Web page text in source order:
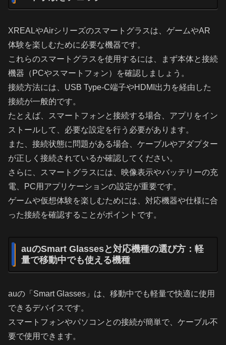
XREALやAirシリーズのスマートグラスは、ゲームやAR
体験を楽しむために必要な機器です。
これらのスマートグラスを使用するには、まず本体と接続
機器（PCやスマートフォン）を確認しましょう。
接続方法には、USB Type-C端子やHDMI出力を経由した
接続が一般的です。
たとえば、スマートフォンと接続する場合、アプリをイン
ストールして、必要な設定を行う必要があります。
また、接続状態に問題がある場合、ケーブルやアダプター
が正しく接続されているか確認してください。
さらに、スマートグラスには、映像表示やバッテリーの充
電、PC用アプリケーションの設定が重要です。
ゲームや仮想体験を楽しむためには、対応機器や仕様に合
った接続を確認することがポイントです。
auのSmart Glassesと対応機種の選び方：軽
量で移動中でも使える機種
auの「Smart Glasses」は、移動中でも軽量で快適に使用
できるデバイスです。
スマートフォンやパソコンとの接続が簡単で、ケーブル不
要で使用できます。